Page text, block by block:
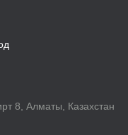
8, Алматы, Казахстан